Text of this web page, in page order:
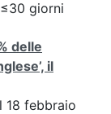
giorni
delle
il
18 febbraio